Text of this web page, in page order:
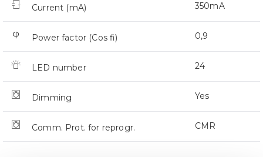
Current (mA) 350mA
Power factor (Cos fi) 0,9
LED number 24
Dimming Yes
Comm. Prot. for reprogr. CMR